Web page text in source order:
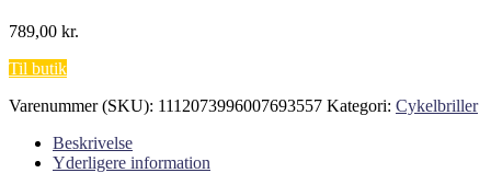
789,00 kr.
Til butik
Varenummer (SKU): 1112073996007693557 Kategori: Cykelbriller
Beskrivelse
Yderligere information